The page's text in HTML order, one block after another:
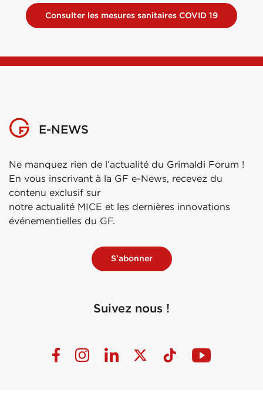
Consulter les mesures sanitaires COVID 19
E-NEWS
Ne manquez rien de l’actualité du Grimaldi Forum !
En vous inscrivant à la GF e-News, recevez du
contenu exclusif sur
notre actualité MICE et les dernières innovations
événementielles du GF.
S'abonner
Suivez nous !